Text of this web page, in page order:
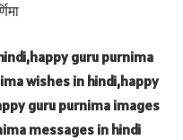
guru purnima
wishes in hindi,happy
guru purnima images
messages in hindi